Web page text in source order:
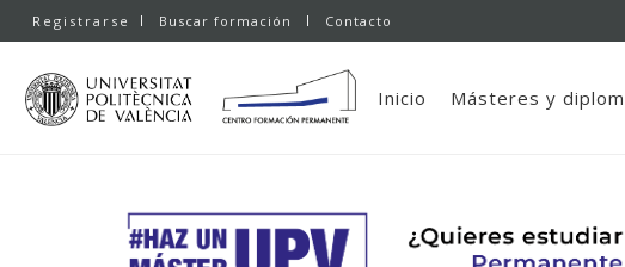
Registrarse Buscar formación Contacto
Inicio Másteres y